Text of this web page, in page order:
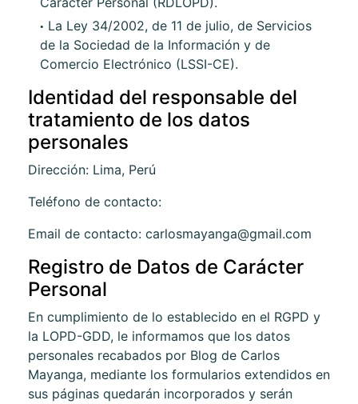
La Ley 34/2002, de 11 de julio, de Servicios
de la Sociedad de la Información y de
Comercio Electrónico (LSSI-CE).
Identidad del responsable del
tratamiento de los datos
personales
Dirección: Lima, Perú
Teléfono de contacto:
Email de contacto: carlosmayanga@gmail.com
Registro de Datos de Carácter
Personal
En cumplimiento de lo establecido en el RGPD y
la LOPD-GDD, le informamos que los datos
personales recabados por Blog de Carlos
Mayanga, mediante los formularios extendidos en
sus páginas quedarán incorporados y serán